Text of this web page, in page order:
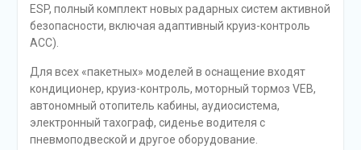
ESP, полный комплект новых радарных систем активной
безопасности, включая адаптивный круиз-контроль
ACC).
Для всех «пакетных» моделей в оснащение входят
кондиционер, круиз-контроль, моторный тормоз VEB,
автономный отопитель кабины, аудиосистема,
электронный тахограф, сиденье водителя с
пневмоподвеской и другое оборудование.